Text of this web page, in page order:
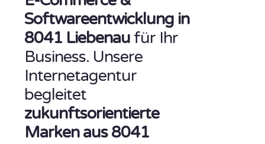
Softwareentwicklung in
8041 Liebenau für Ihr
Business. Unsere
Internetagentur
begleitet
zukunftsorientierte
Marken aus 8041